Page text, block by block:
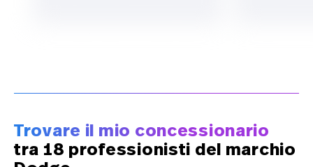
Trovare il mio concessionario
tra 18 professionisti del marchio